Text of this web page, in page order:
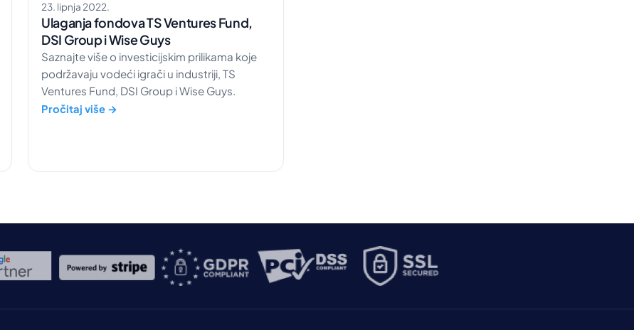
23. lipnja 2022.
Ulaganja fondova TS Ventures Fund,
DSI Group i Wise Guys
Saznajte više o investicijskim prilikama koje
podržavaju vodeći igrači u industriji, TS
Ventures Fund, DSI Group i Wise Guys.
Pročitaj više →